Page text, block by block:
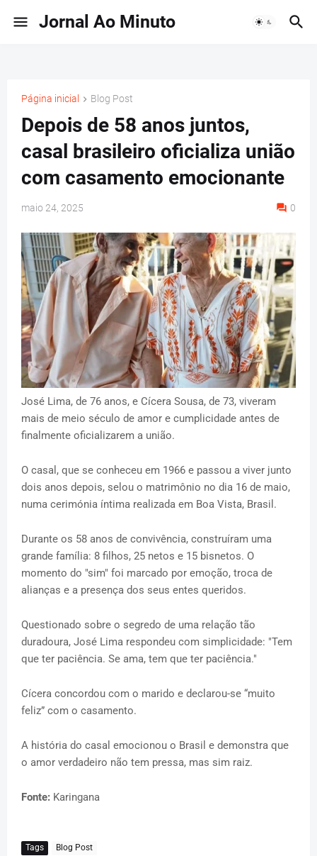
Jornal Ao Minuto
Página inicial Blog Post
Depois de 58 anos juntos,
casal brasileiro oficializa união
com casamento emocionante
maio 24, 2025 0
José Lima, de 76 anos, e Cícera Sousa, de 73, viveram
mais de meio século de amor e cumplicidade antes de
finalmente oficializarem a união.
O casal, que se conheceu em 1966 e passou a viver junto
dois anos depois, selou o matrimônio no dia 16 de maio,
numa cerimónia íntima realizada em Boa Vista, Brasil.
Durante os 58 anos de convivência, construíram uma
grande família: 8 filhos, 25 netos e 15 bisnetos. O
momento do "sim" foi marcado por emoção, troca de
alianças e a presença dos seus entes queridos.
Questionado sobre o segredo de uma relação tão
duradoura, José Lima respondeu com simplicidade: "Tem
que ter paciência. Se ama, tem que ter paciência."
Cícera concordou com o marido e declarou-se “muito
feliz” com o casamento.
A história do casal emocionou o Brasil e demonstra que
o amor verdadeiro não tem pressa, mas sim raiz.
Fonte: Karingana
Tags Blog Post